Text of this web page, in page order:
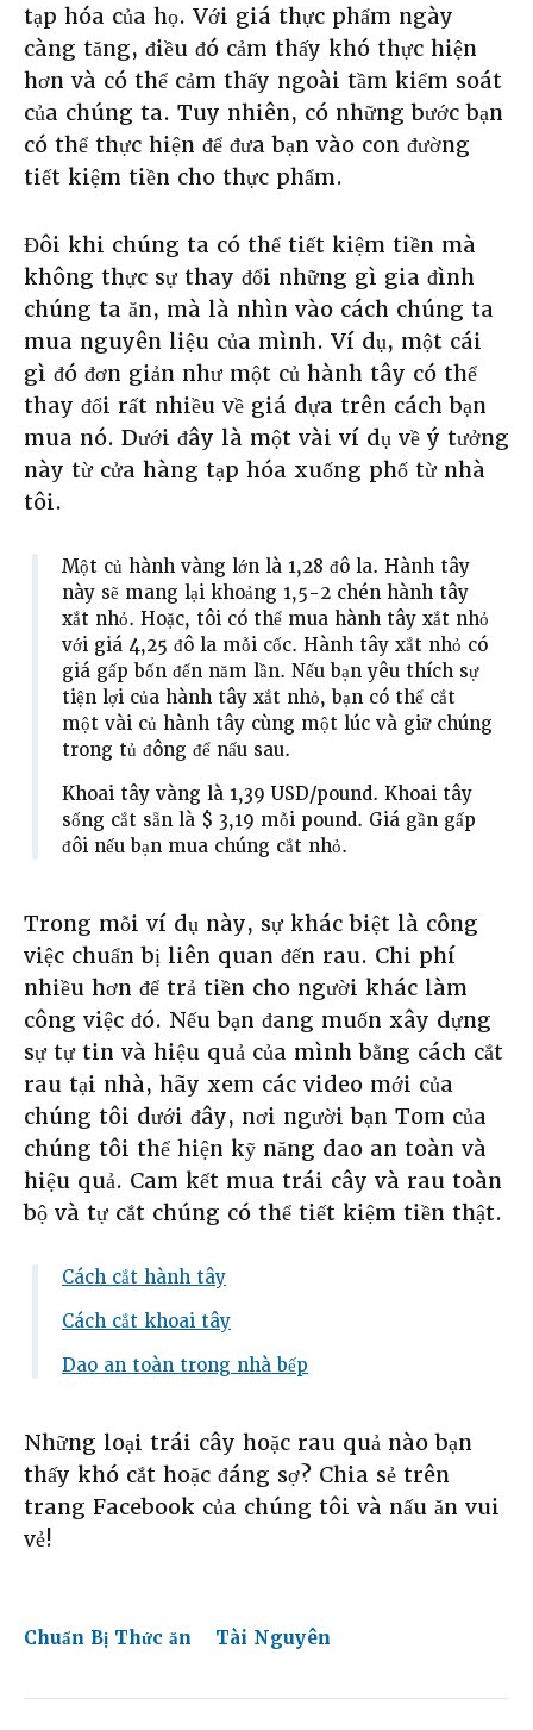
tạp hóa của họ. Với giá thực phẩm ngày
càng tăng, điều đó cảm thấy khó thực hiện
hơn và có thể cảm thấy ngoài tầm kiểm soát
của chúng ta. Tuy nhiên, có những bước bạn
có thể thực hiện để đưa bạn vào con đường
tiết kiệm tiền cho thực phẩm.
Đôi khi chúng ta có thể tiết kiệm tiền mà
không thực sự thay đổi những gì gia đình
chúng ta ăn, mà là nhìn vào cách chúng ta
mua nguyên liệu của mình. Ví dụ, một cái
gì đó đơn giản như một củ hành tây có thể
thay đổi rất nhiều về giá dựa trên cách bạn
mua nó. Dưới đây là một vài ví dụ về ý tưởng
này từ cửa hàng tạp hóa xuống phố từ nhà
tôi.
Một củ hành vàng lớn là 1,28 đô la. Hành tây
này sẽ mang lại khoảng 1,5-2 chén hành tây
xắt nhỏ. Hoặc, tôi có thể mua hành tây xắt nhỏ
với giá 4,25 đô la mỗi cốc. Hành tây xắt nhỏ có
giá gấp bốn đến năm lần. Nếu bạn yêu thích sự
tiện lợi của hành tây xắt nhỏ, bạn có thể cắt
một vài củ hành tây cùng một lúc và giữ chúng
trong tủ đông để nấu sau.
Khoai tây vàng là 1,39 USD/pound. Khoai tây
sống cắt sẵn là $ 3,19 mỗi pound. Giá gần gấp
đôi nếu bạn mua chúng cắt nhỏ.
Trong mỗi ví dụ này, sự khác biệt là công
việc chuẩn bị liên quan đến rau. Chi phí
nhiều hơn để trả tiền cho người khác làm
công việc đó. Nếu bạn đang muốn xây dựng
sự tự tin và hiệu quả của mình bằng cách cắt
rau tại nhà, hãy xem các video mới của
chúng tôi dưới đây, nơi người bạn Tom của
chúng tôi thể hiện kỹ năng dao an toàn và
hiệu quả. Cam kết mua trái cây và rau toàn
bộ và tự cắt chúng có thể tiết kiệm tiền thật.
Cách cắt hành tây
Cách cắt khoai tây
Dao an toàn trong nhà bếp
Những loại trái cây hoặc rau quả nào bạn
thấy khó cắt hoặc đáng sợ? Chia sẻ trên
trang Facebook của chúng tôi và nấu ăn vui
vẻ!
Chuẩn Bị Thức ăn Tài Nguyên